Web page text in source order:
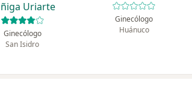
Uriarte
Ginecólogo
San Isidro
Ginecólogo
Huánuco